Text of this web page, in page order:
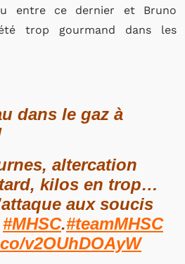
entre ce dernier et Bruno
trop gourmand dans les
dans le gaz à
altercation
kilos en trop…
aux soucis
#MHSC.#teamMHSC
v2OUhDOAyW